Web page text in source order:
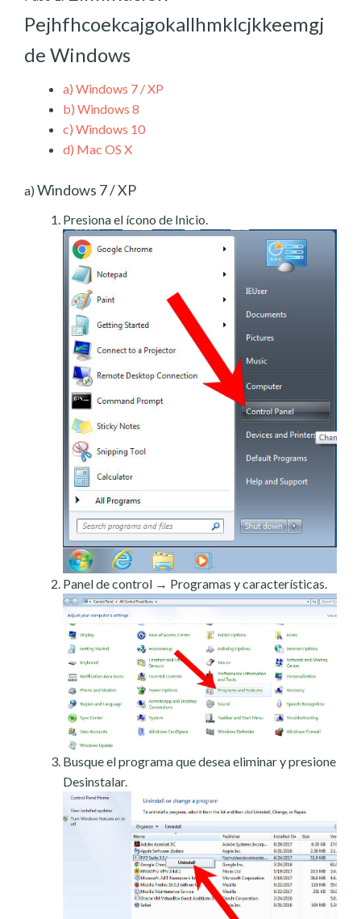
Pejhfhcoekcajgokallhmklcjkkeemgj
de Windows
a) Windows 7 / XP
b) Windows 8
c) Windows 10
d) Mac OS X
a) Windows 7 / XP
Presiona el ícono de Inicio.
Panel de control → Programas y características.
Busque el programa que desea eliminar y presione
Desinstalar.